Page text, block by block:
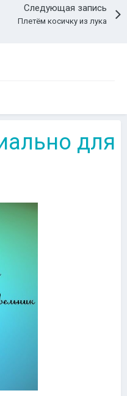
Следующая запись
Плетём косичку из лука
для